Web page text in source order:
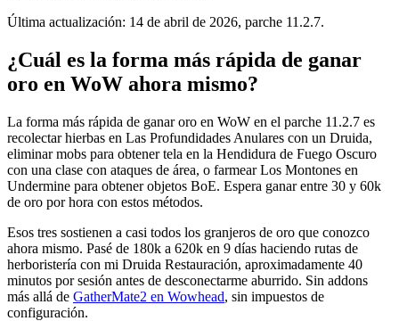
Última actualización: 14 de abril de 2026, parche 11.2.7.
¿Cuál es la forma más rápida de ganar
oro en WoW ahora mismo?
La forma más rápida de ganar oro en WoW en el parche 11.2.7 es
recolectar hierbas en Las Profundidades Anulares con un Druida,
eliminar mobs para obtener tela en la Hendidura de Fuego Oscuro
con una clase con ataques de área, o farmear Los Montones en
Undermine para obtener objetos BoE. Espera ganar entre 30 y 60k
de oro por hora con estos métodos.
Esos tres sostienen a casi todos los granjeros de oro que conozco
ahora mismo. Pasé de 180k a 620k en 9 días haciendo rutas de
herboristería con mi Druida Restauración, aproximadamente 40
minutos por sesión antes de desconectarme aburrido. Sin addons
más allá de GatherMate2 en Wowhead, sin impuestos de
configuración.